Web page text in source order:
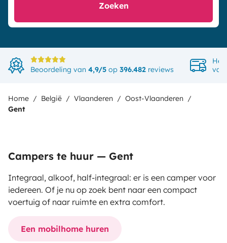
Zoeken
Beoordeling van 4,9/5 op 396.482 reviews
Het
van
Home België Vlaanderen
Oost-Vlaanderen
Gent
Campers te huur — Gent
Integraal, alkoof, half-integraal: er is een camper voor
iedereen. Of je nu op zoek bent naar een compact
voertuig of naar ruimte en extra comfort.
Een mobilhome huren